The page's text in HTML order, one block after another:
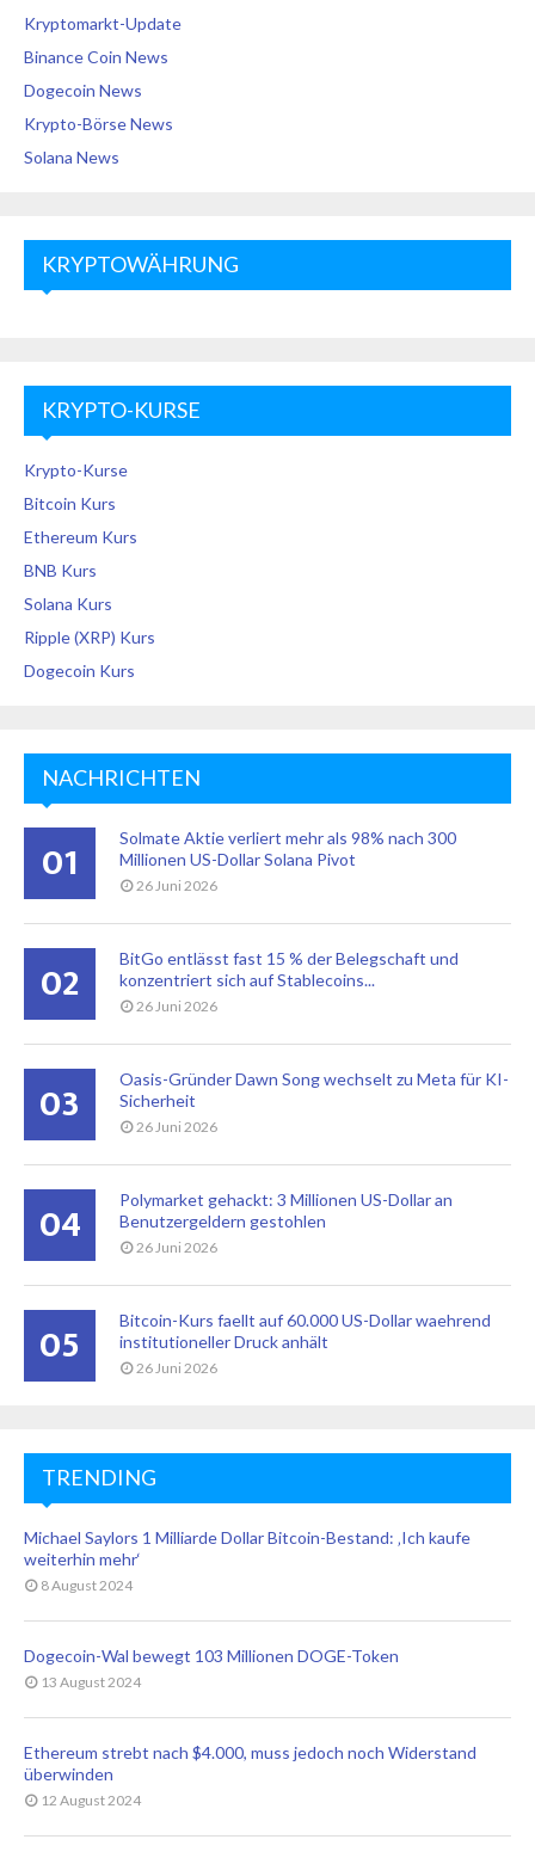
Kryptomarkt-Update
Binance Coin News
Dogecoin News
Krypto-Börse News
Solana News
KRYPTOWÄHRUNG
KRYPTO-KURSE
Krypto-Kurse
Bitcoin Kurs
Ethereum Kurs
BNB Kurs
Solana Kurs
Ripple (XRP) Kurs
Dogecoin Kurs
NACHRICHTEN
01
Solmate Aktie verliert mehr als 98% nach 300
Millionen US-Dollar Solana Pivot
26 Juni 2026
02
BitGo entlässt fast 15 % der Belegschaft und
konzentriert sich auf Stablecoins...
26 Juni 2026
03
Oasis-Gründer Dawn Song wechselt zu Meta für KI-
Sicherheit
26 Juni 2026
04
Polymarket gehackt: 3 Millionen US-Dollar an
Benutzergeldern gestohlen
26 Juni 2026
05
Bitcoin-Kurs faellt auf 60.000 US-Dollar waehrend
institutioneller Druck anhält
26 Juni 2026
TRENDING
Michael Saylors 1 Milliarde Dollar Bitcoin-Bestand: ‚Ich kaufe
weiterhin mehr‘
8 August 2024
Dogecoin-Wal bewegt 103 Millionen DOGE-Token
13 August 2024
Ethereum strebt nach $4.000, muss jedoch noch Widerstand
überwinden
12 August 2024